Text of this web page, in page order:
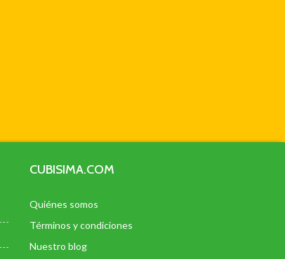
CUBISIMA.COM
Quiénes somos
Términos y condiciones
Nuestro blog